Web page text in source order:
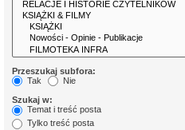
Przeszukaj subfora:
Tak
Nie
Szukaj w:
Temat i treść posta
Tylko treść posta